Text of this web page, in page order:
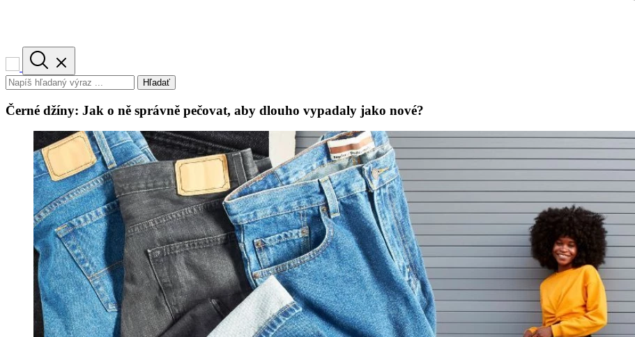
Hľadať
Černé džíny: Jak o ně správně pečovat, aby dlouho vypadaly jako nové?